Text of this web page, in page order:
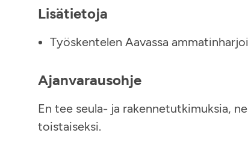
Lisätietoja
Työskentelen Aavassa
Ajanvarausohje
En tee seula- ja rakennetutkimuksia,
toistaiseksi.